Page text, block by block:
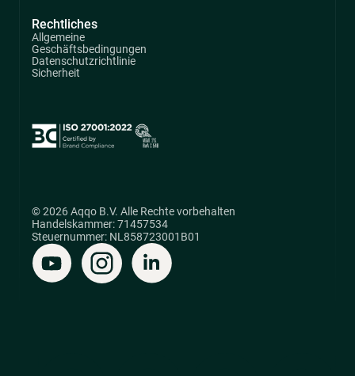
Rechtliches
Allgemeine
Geschäftsbedingungen
Datenschutzrichtlinie
Sicherheit
© 2026 Aqqo B.V. Alle Rechte vorbehalten
Handelskammer: 71457534
Steuernummer: NL858723001B01